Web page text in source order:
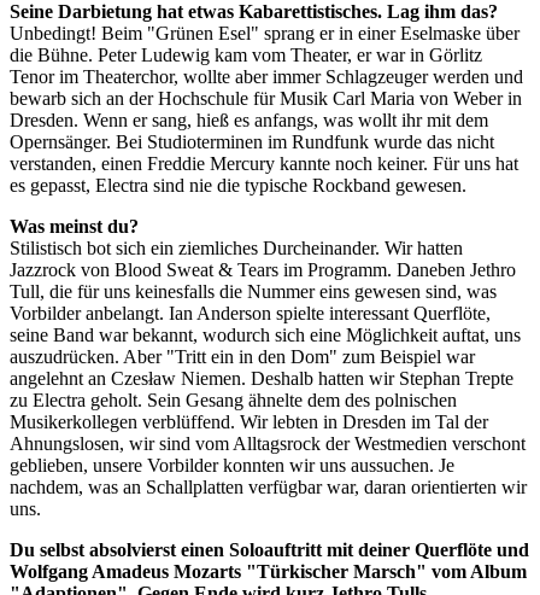
Seine Darbietung hat etwas Kabarettistisches. Lag ihm das?
Unbedingt! Beim "Grünen Esel" sprang er in einer Eselmaske über
die Bühne. Peter Ludewig kam vom Theater, er war in Görlitz
Tenor im Theaterchor, wollte aber immer Schlagzeuger werden und
bewarb sich an der Hochschule für Musik Carl Maria von Weber in
Dresden. Wenn er sang, hieß es anfangs, was wollt ihr mit dem
Opernsänger. Bei Studioterminen im Rundfunk wurde das nicht
verstanden, einen Freddie Mercury kannte noch keiner. Für uns hat
es gepasst, Electra sind nie die typische Rockband gewesen.
Was meinst du?
Stilistisch bot sich ein ziemliches Durcheinander. Wir hatten
Jazzrock von Blood Sweat & Tears im Programm. Daneben Jethro
Tull, die für uns keinesfalls die Nummer eins gewesen sind, was
Vorbilder anbelangt. Ian Anderson spielte interessant Querflöte,
seine Band war bekannt, wodurch sich eine Möglichkeit auftat, uns
auszudrücken. Aber "Tritt ein in den Dom" zum Beispiel war
angelehnt an Czesław Niemen. Deshalb hatten wir Stephan Trepte
zu Electra geholt. Sein Gesang ähnelte dem des polnischen
Musikerkollegen verblüffend. Wir lebten in Dresden im Tal der
Ahnungslosen, wir sind vom Alltagsrock der Westmedien verschont
geblieben, unsere Vorbilder konnten wir uns aussuchen. Je
nachdem, was an Schallplatten verfügbar war, daran orientierten wir
uns.
Du selbst absolvierst einen Soloauftritt mit deiner Querflöte und
Wolfgang Amadeus Mozarts "Türkischer Marsch" vom Album